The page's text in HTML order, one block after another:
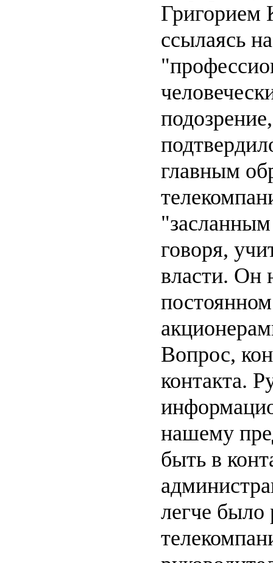
Григорием
ссылаясь
главным
говоря,
власти. Он
Вопрос,
контакта.
нашему
быть в
легче было